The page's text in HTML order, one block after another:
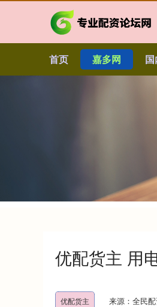
首页 嘉多网
优配货主 用
优配货主 来源：全民